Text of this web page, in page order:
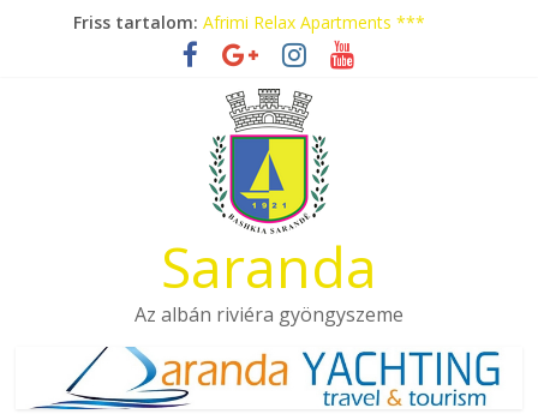
Friss tartalom: Afrimi Relax Apartments ***
Tengerparti nyaralás autóbusszal!
Eladó apartmanok Sarandában
Hotel Pini ***
Aquamarine Apartments
Saranda
Az albán riviéra gyöngyszeme